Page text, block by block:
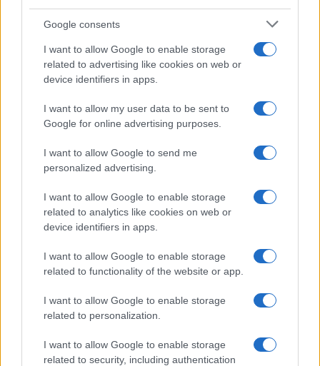
Google consents
I want to allow Google to enable storage
related to advertising like cookies on web or
device identifiers in apps.
I want to allow my user data to be sent to
Google for online advertising purposes.
I want to allow Google to send me
personalized advertising.
I want to allow Google to enable storage
related to analytics like cookies on web or
device identifiers in apps.
I want to allow Google to enable storage
related to functionality of the website or app.
I want to allow Google to enable storage
related to personalization.
I want to allow Google to enable storage
related to security, including authentication
διευκρινιστική ανάρτηση
HELLENiQ ENERGY: Κέρδη 393 εκατ. ευρώ στο α' εξάμηνο –
Στα 734 εκατ. ευρώ τα EBITDA
Viohalco: Αυξημένος κατά
– Στα 446 εκατ. ευρώ τα
EBITDA
την Ενέργεια